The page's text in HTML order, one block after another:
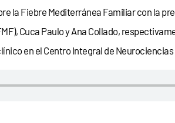
la Fiebre Mediterránea Familiar con la
Cuca Paulo y Ana Collado,
en el Centro Integral de